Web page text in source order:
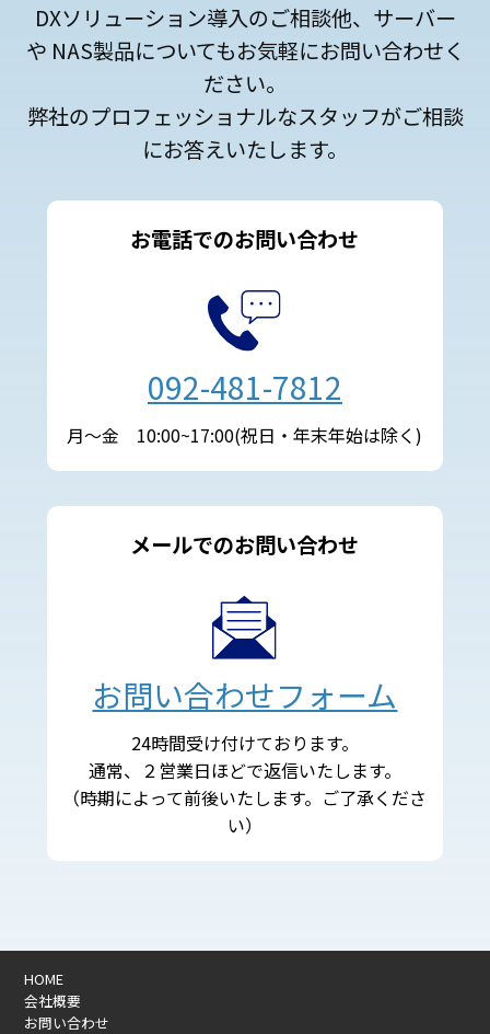
DXソリューション導入のご相談他、サーバー
や NAS製品についてもお気軽にお問い合わせく
ださい。
弊社のプロフェッショナルなスタッフがご相談
にお答えいたします。
お電話でのお問い合わせ
092-481-7812
月～金 10:00~17:00(祝日・年末年始は除く)
メールでのお問い合わせ
お問い合わせフォーム
24時間受け付けております。
通常、２営業日ほどで返信いたします。
（時期によって前後いたします。ご了承くださ
い）
HOME
会社概要
お問い合わせ